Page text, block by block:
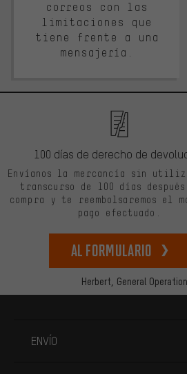
correos con las
limitaciones que
tiene frente a una
mensajería.
Herbert, General
100 días de derecho de
Envíanos la mercancía sin
transcurso de 100 días
compra y te reembolsaremos el
pago efectuado.
Al formulario
ENVÍO